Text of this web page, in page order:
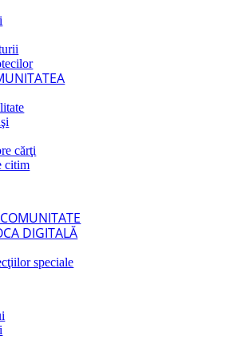
cărţi
citim
DIGITALĂ
speciale